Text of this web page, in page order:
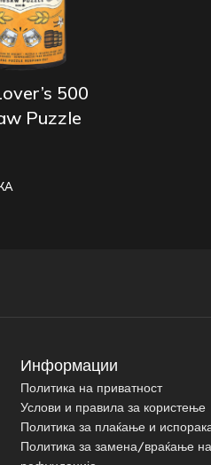
500
Puzzle
Информации
Политика на приватност
Услови и правила за користење
Политика за плаќање и
Политика за замена/враќање